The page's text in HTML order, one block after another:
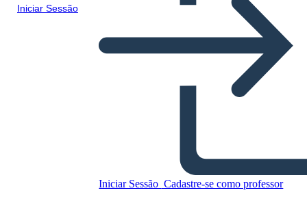
Iniciar Sessão
Iniciar Sessão Cadastre-se como professor
Nine